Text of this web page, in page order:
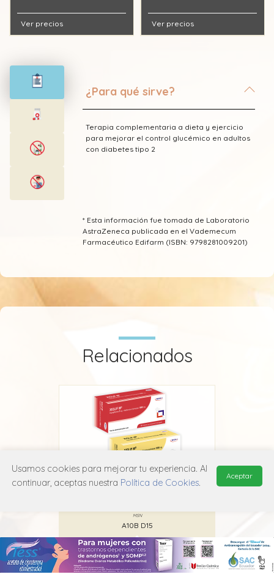
Ver precios Ver precios
¿Para qué sirve?
Terapia complementaria a dieta y ejercicio
para mejorar el control glucémico en adultos
con diabetes tipo 2
* Esta información fue tomada de Laboratorio
AstraZeneca publicada en el Vademecum
Farmacéutico Edifarm (ISBN: 9798281009201)
Relacionados
MSN
A10B D15
Usamos cookies para mejorar tu experiencia. Al
continuar, aceptas nuestra Política de Cookies.
Aceptar